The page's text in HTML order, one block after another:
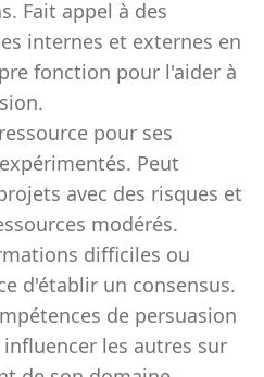
Fait appel à des
internes et externes en
fonction pour l'aider à
pour ses
Peut
avec des risques et
modérés.
difficiles ou
d'établir un consensus.
de persuasion
les autres sur